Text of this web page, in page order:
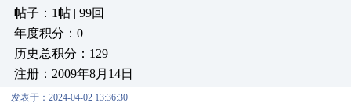
帖子：1帖 | 99回
年度积分：0
历史总积分：129
注册：2009年8月14日
发表于：2024-04-02 13:36:30